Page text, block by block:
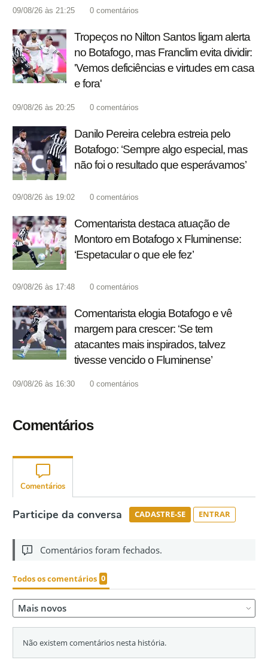
09/08/26 às 21:25 0 comentários
Tropeços no Nilton Santos ligam alerta
no Botafogo, mas Franclim evita dividir:
'Vemos deficiências e virtudes em casa
e fora'
09/08/26 às 20:25 0 comentários
Danilo Pereira celebra estreia pelo
Botafogo: ‘Sempre algo especial, mas
não foi o resultado que esperávamos’
09/08/26 às 19:02 0 comentários
Comentarista destaca atuação de
Montoro em Botafogo x Fluminense:
‘Espetacular o que ele fez’
09/08/26 às 17:48 0 comentários
Comentarista elogia Botafogo e vê
margem para crescer: ‘Se tem
atacantes mais inspirados, talvez
tivesse vencido o Fluminense’
09/08/26 às 16:30 0 comentários
Comentários